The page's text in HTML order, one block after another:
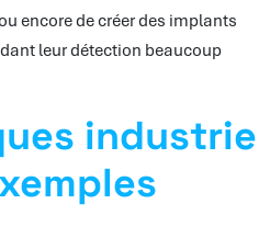
encore de créer des implants
leur détection beaucoup
industrie